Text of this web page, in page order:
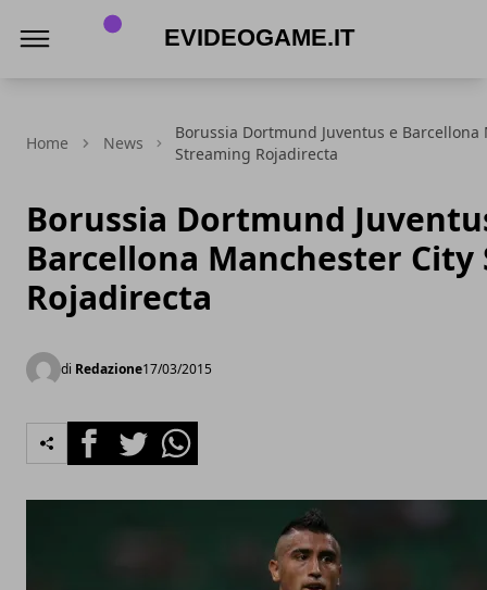
Home News
Borussia Dortmund Juventus e Barcellona
Streaming Rojadirecta
Borussia Dortmund
Barcellona Manchester
Rojadirecta
di Redazione17/03/2015
FacebookTwitterWhatsapp